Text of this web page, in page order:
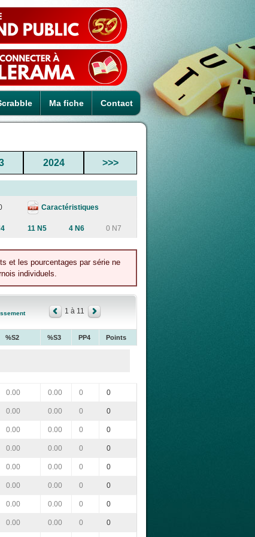
Ma fiche Contact
2024 >>>
Caractéristiques
11 N5 4 N6 0 N7
et les pourcentages par série ne
individuels.
1 à 11
%S2 %S3 PP4 Points
0.00 0.00 0 0
0.00 0.00 0 0
0.00 0.00 0 0
0.00 0.00 0 0
0.00 0.00 0 0
0.00 0.00 0 0
0.00 0.00 0 0
0.00 0.00 0 0